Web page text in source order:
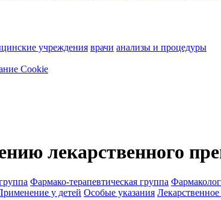
учреждения врачи анализы и процедуры
Cookie
лекарственного
Фармако-терапевтическая группа
у детей Особые указания